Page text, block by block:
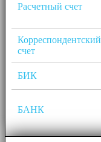
Расчетный счет
Корреспондентский
счет
БИК
БАНК